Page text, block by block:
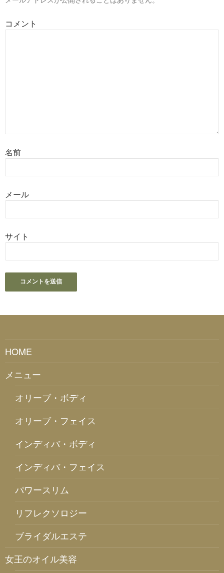
コメント
名前
メール
サイト
HOME
メニュー
オリーブ・ボディ
オリーブ・フェイス
インディバ・ボディ
インディバ・フェイス
パワースリム
リフレクソロジー
ブライダルエステ
女王のオイル美容